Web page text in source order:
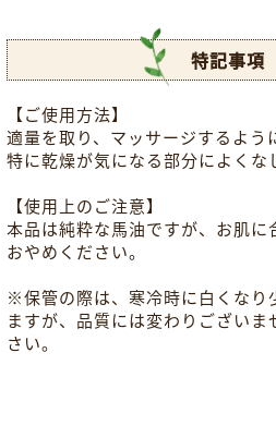
特記事項
【ご使用方法】
適量を取り、マッサージするよう
特に乾燥が気になる部分によくな
【使用上のご注意】
本品は純粋な馬油ですが、お肌に
おやめください。
※保管の際は、寒冷時に白くなり
ますが、品質には変わりございま
さい。